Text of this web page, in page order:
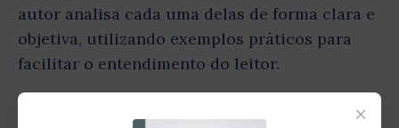
autor analisa cada uma delas de forma clara e
objetiva, utilizando exemplos práticos para
facilitar o entendimento do leitor.
Dentre as alterações abordadas, destacam-se×